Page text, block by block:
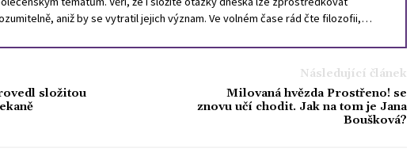
aniž by se vytratil jejich význam. Ve volném čase rád čte filozofii,
pro nejednu sociologickou studii.
složitou
Následující článek
Milovaná hvězda Prostřeno! se
znovu učí chodit. Jak na tom je Jana
Boušková?